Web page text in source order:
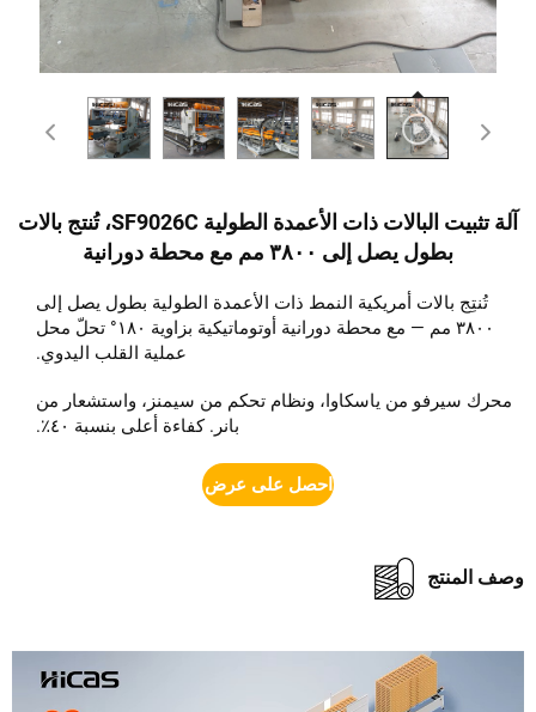
آلة تثبيت البالات ذات الأعمدة الطولية SF9026C، تُنتج بالات
بطول يصل إلى ٣٨٠٠ مم مع محطة دورانية
تُنتِج بالات أمريكية النمط ذات الأعمدة الطولية بطول يصل إلى
٣٨٠٠ مم — مع محطة دورانية أوتوماتيكية بزاوية ١٨٠° تحلّ محل
عملية القلب اليدوي.
سيرفو من ياسكاوا، ونظام تحكم من سيمنز، واستشعار من
بانر. كفاءة أعلى بنسبة ٤٠٪.
احصل على عرض أسعار
المنتج